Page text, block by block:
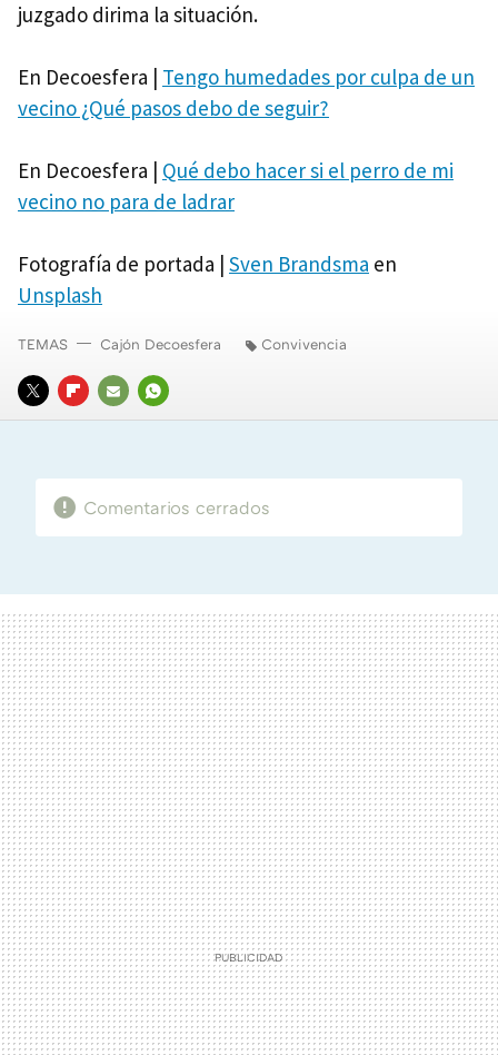
juzgado dirima la situación.
En Decoesfera | Tengo humedades por culpa de un
vecino ¿Qué pasos debo de seguir?
En Decoesfera | Qué debo hacer si el perro de mi
vecino no para de ladrar
Fotografía de portada | Sven Brandsma en
Unsplash
TWITTERFLIPBOARD
E-
WHATSAPP
TEMAS Cajón Decoesfera Convivencia
Comentarios cerrados